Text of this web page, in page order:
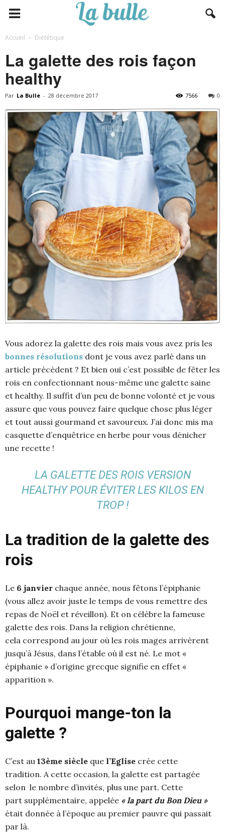
Accueil Diététique
La galette des rois façon
healthy
Par La Bulle - 28 décembre 2017 0
7566
Vous adorez la galette des rois mais vous avez pris les
bonnes résolutions dont je vous avez parlé dans un
article précédent ? Et bien oui c’est possible de fêter les
rois en confectionnant nous-même une galette saine
et healthy. Il suffit d’un peu de bonne volonté et je vous
assure que vous pouvez faire quelque chose plus léger
et tout aussi gourmand et savoureux. J’ai donc mis ma
casquette d’enquêtrice en herbe pour vous dénicher
une recette !
LA GALETTE DES ROIS VERSION
HEALTHY POUR ÉVITER LES KILOS EN
TROP !
La tradition de la galette des
rois
Le 6 janvier chaque année, nous fêtons l’épiphanie
(vous allez avoir juste le temps de vous remettre des
repas de Noël et réveillon). Et on célèbre la fameuse
galette des rois. Dans la religion chrétienne,
cela correspond au jour où les rois mages arrivèrent
jusqu’à Jésus, dans l’étable où il est né. Le mot «
épiphanie » d’origine grecque signifie en effet «
apparition ».
Pourquoi mange-ton la
galette ?
C’est au 13ème siècle que l’Eglise crée cette
tradition. A cette occasion, la galette est partagée
selon le nombre d’invités, plus une part. Cette
part supplémentaire, appelée « la part du Bon Dieu »
était donnée à l’époque au premier pauvre qui passait
par là.